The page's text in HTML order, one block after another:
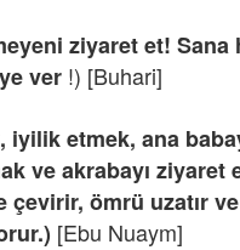
ziyaret et! Sana
ver !) [Buhari]
iyilik etmek, ana
ve akrabayı ziyaret
çevirir, ömrü uzatır
[Ebu Nuaym]